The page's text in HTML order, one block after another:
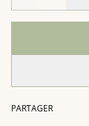
PARTAGER